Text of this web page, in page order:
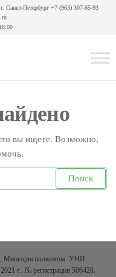
Санкт-Петербург +7 (963) 307-65-93
вы ищете. Возможно,
Мингорисполкомом. УНП
г., № регистрации 506428.